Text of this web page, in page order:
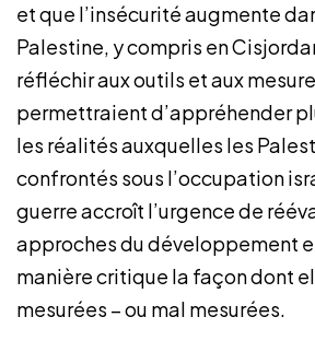
et que l’insécurité augmente
Palestine, y compris en
réfléchir aux outils et aux
permettraient d’appréhender
les réalités auxquelles les
confrontés sous l’occupation
guerre accroît l’urgence de
approches du développement
manière critique la façon dont
mesurées – ou mal mesurées.